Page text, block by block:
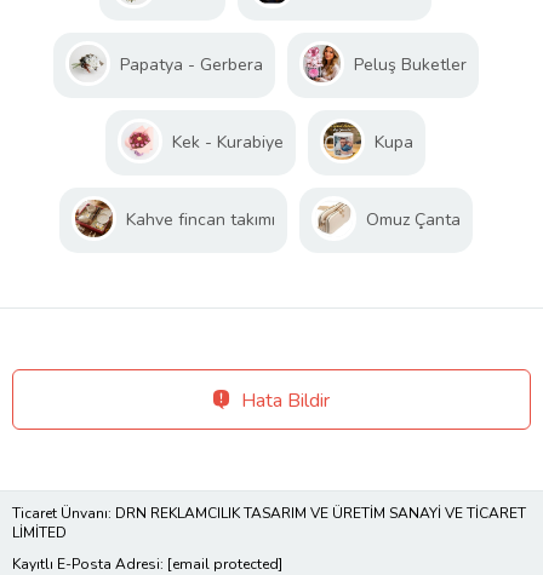
Papatya - Gerbera Peluş Buketler
Kek - Kurabiye Kupa
Kahve fincan takımı Omuz Çanta
Hata Bildir
Ticaret Ünvanı: DRN REKLAMCILIK TASARIM VE ÜRETİM SANAYİ VE TİCARET
LİMİTED
Kayıtlı E-Posta Adresi: [email protected]